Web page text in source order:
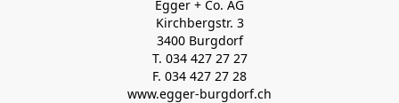
Egger + Co. AG
Kirchbergstr. 3
3400 Burgdorf
T. 034 427 27 27
F. 034 427 27 28
www.egger-burgdorf.ch